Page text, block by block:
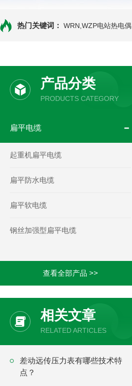
热门关键词： WRN,WZP电站热电偶
产品分类
PRODUCTS CATEGORY
扁平电缆
起重机扁平电缆
扁平防水电缆
扁平软电缆
钢丝加强型扁平电缆
查看全部产品 >>
相关文章
RELATED ARTICLES
差动远传压力表有哪些技术特
点？